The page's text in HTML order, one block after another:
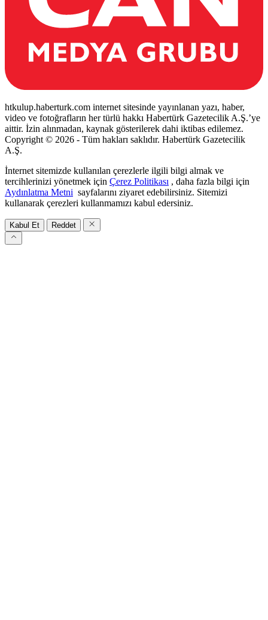
htkulup.haberturk.com internet sitesinde yayınlanan yazı, haber,
video ve fotoğrafların her türlü hakkı Habertürk Gazetecilik A.Ş.’ye
aittir. İzin alınmadan, kaynak gösterilerek dahi iktibas edilemez.
Copyright © 2026 - Tüm hakları saklıdır. Habertürk Gazetecilik
A.Ş.
İnternet sitemizde kullanılan çerezlerle ilgili bilgi almak ve
tercihlerinizi yönetmek için Çerez Politikası , daha fazla bilgi için
Aydınlatma Metni sayfalarını ziyaret edebilirsiniz. Sitemizi
kullanarak çerezleri kullanmamızı kabul edersiniz.
Kabul Et Reddet